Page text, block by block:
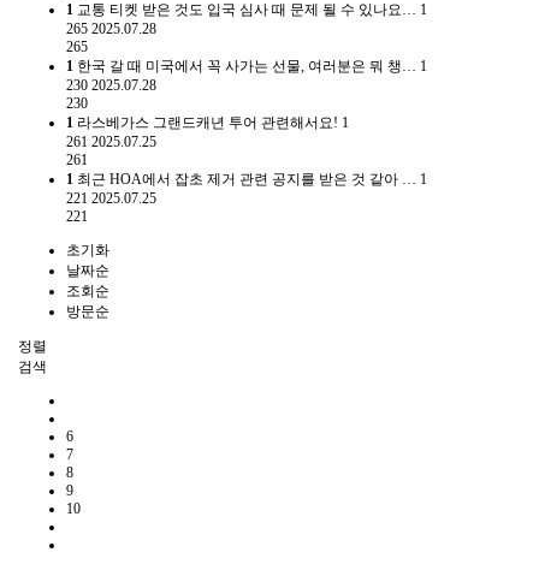
1 교통 티켓 받은 것도 입국 심사 때 문제 될 수 있나요… 1
265 2025.07.28
265
1 한국 갈 때 미국에서 꼭 사가는 선물, 여러분은 뭐 챙… 1
230 2025.07.28
230
1 라스베가스 그랜드캐년 투어 관련해서요! 1
261 2025.07.25
261
1 최근 HOA에서 잡초 제거 관련 공지를 받은 것 같아 … 1
221 2025.07.25
221
초기화
날짜순
조회순
방문순
정렬
검색
6
7
8
9
10